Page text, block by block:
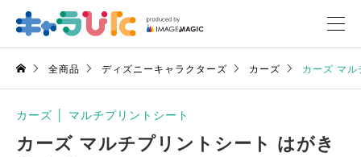
全商品 ディズニーキャラクターズ カーズ カーズ マ
カーズ マルチプリントシート
カーズ マルチプリントシート はがき